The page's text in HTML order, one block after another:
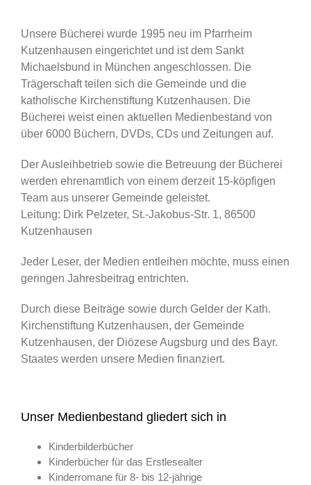
Unsere Bücherei wurde 1995 neu im Pfarrheim
Kutzenhausen eingerichtet und ist dem Sankt
Michaelsbund in München angeschlossen. Die
Trägerschaft teilen sich die Gemeinde und die
katholische Kirchenstiftung Kutzenhausen. Die
Bücherei weist einen aktuellen Medienbestand von
über 6000 Büchern, DVDs, CDs und Zeitungen auf.
Der Ausleihbetrieb sowie die Betreuung der Bücherei
werden ehrenamtlich von einem derzeit 15-köpfigen
Team aus unserer Gemeinde geleistet.
Leitung: Dirk Pelzeter, St.-Jakobus-Str. 1, 86500
Kutzenhausen
Jeder Leser, der Medien entleihen möchte, muss einen
geringen Jahresbeitrag entrichten.
Durch diese Beiträge sowie durch Gelder der Kath.
Kirchenstiftung Kutzenhausen, der Gemeinde
Kutzenhausen, der Diözese Augsburg und des Bayr.
Staates werden unsere Medien finanziert.
Unser Medienbestand gliedert sich in
Kinderbilderbücher
Kinderbücher für das Erstlesealter
Kinderromane für 8- bis 12-jährige